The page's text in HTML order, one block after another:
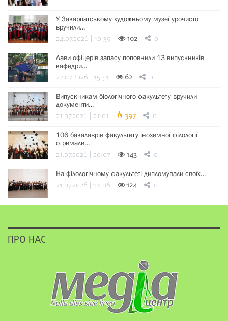
У Закарпатському художньому музеї урочисто
вручили…
24.07.2026 | 10:39 102 0
Лави офіцерів запасу поповнили 13 випускників
кафедри…
22.07.2026 | 15:51 62 0
Випускникам біологічного факультету вручили
документи…
21.07.2026 | 21:01 397 0
106 бакалаврів факультету іноземної філології
отримали…
21.07.2026 | 20:07 143 0
На філологічному факультеті дипломували своїх…
21.07.2026 | 14:06 124 0
ПРО НАС